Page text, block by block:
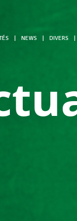
NEWS DIVERS